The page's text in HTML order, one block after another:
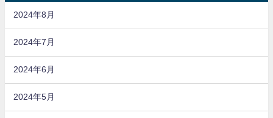
2024年8月
2024年7月
2024年6月
2024年5月